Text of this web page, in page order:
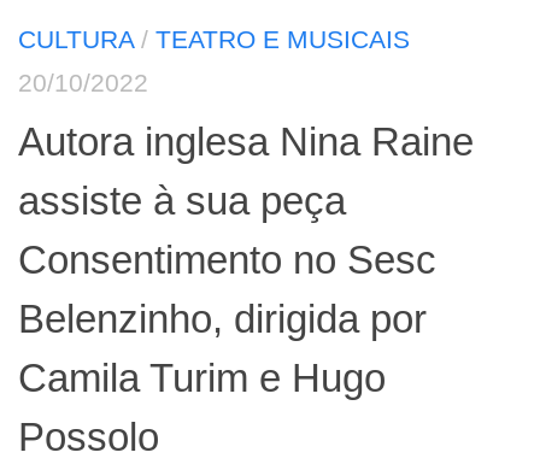
CULTURA/ TEATRO E MUSICAIS
20/10/2022
Autora inglesa Nina Raine
assiste à sua peça
Consentimento no Sesc
Belenzinho, dirigida por
Camila Turim e Hugo
Possolo